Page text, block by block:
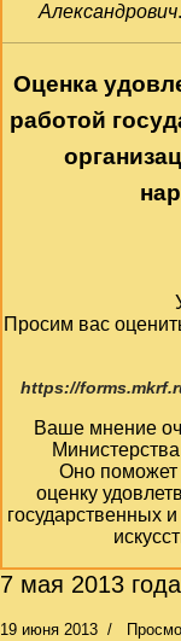
Александрович.
Оценка
работой
Просим вас
https://
Ваше мнение
Оно поможет
оценку
государственных
7 мая 2013 года
19 июня 2013